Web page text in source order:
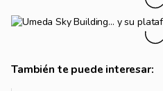
También te puede interesar: